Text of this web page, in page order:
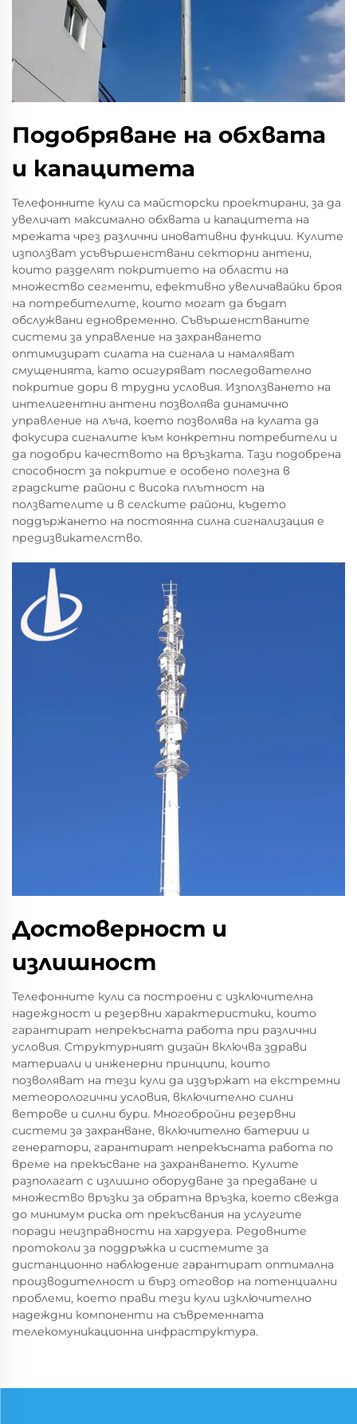
Подобряване на обхвата
и капацитета
Телефонните кули са майсторски проектирани, за да
увеличат максимално обхвата и капацитета на
мрежата чрез различни иновативни функции. Кулите
използват усъвършенствани секторни антени,
които разделят покритието на области на
множество сегменти, ефективно увеличавайки броя
на потребителите, които могат да бъдат
обслужвани едновременно. Съвършенстваните
системи за управление на захранването
оптимизират силата на сигнала и намаляват
смущенията, като осигуряват последователно
покритие дори в трудни условия. Използването на
интелигентни антени позволява динамично
управление на лъча, което позволява на кулата да
фокусира сигналите към конкретни потребители и
да подобри качеството на връзката. Тази подобрена
способност за покритие е особено полезна в
градските райони с висока плътност на
ползвателите и в селските райони, където
поддържането на постоянна силна сигнализация е
предизвикателство.
Достоверност и
излишност
Телефонните кули са построени с изключителна
надеждност и резервни характеристики, които
гарантират непрекъсната работа при различни
условия. Структурният дизайн включва здрави
материали и инженерни принципи, които
позволяват на тези кули да издържат на екстремни
метеорологични условия, включително силни
ветрове и силни бури. Многобройни резервни
системи за захранване, включително батерии и
генератори, гарантират непрекъсната работа по
време на прекъсване на захранването. Кулите
разполагат с излишно оборудване за предаване и
множество връзки за обратна връзка, което свежда
до минимум риска от прекъсвания на услугите
поради неизправности на хардуера. Редовните
протоколи за поддръжка и системите за
дистанционно наблюдение гарантират оптимална
производителност и бърз отговор на потенциални
проблеми, което прави тези кули изключително
надеждни компоненти на съвременната
телекомуникационна инфраструктура.